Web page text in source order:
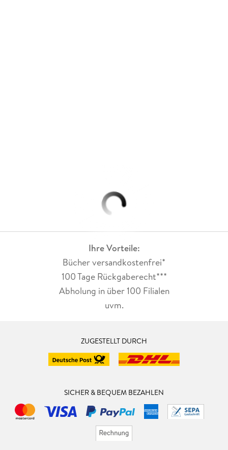
Ihre Vorteile:
Bücher versandkostenfrei*
100 Tage Rückgaberecht***
Abholung in über 100 Filialen
uvm.
ZUGESTELLT DURCH
SICHER & BEQUEM BEZAHLEN